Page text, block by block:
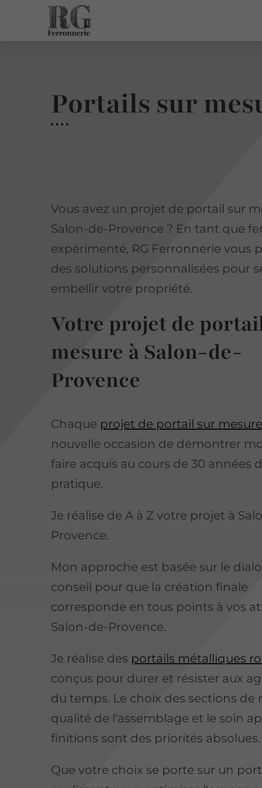
Portails sur
Vous avez un projet de portail sur
Salon-de-Provence ? En tant que
expérimenté, RG Ferronnerie vous
des solutions personnalisées pour
embellir votre propriété.
Votre projet de
mesure à Salon-de-
Provence
Chaque projet de portail sur mesure
nouvelle occasion de démontrer
faire acquis au cours de 30 années
pratique.
Je réalise de A à Z votre projet à
Provence.
Mon approche est basée sur le
conseil pour que la création finale
corresponde en tous points à vos
Salon-de-Provence.
Je réalise des portails métalliques
conçus pour durer et résister aux
du temps. Le choix des sections de
qualité de l'assemblage et le soin
finitions sont des priorités absolues.
Que votre choix se porte sur un